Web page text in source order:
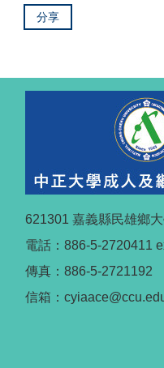
分享
621301 嘉義縣民雄鄉
電話：886-5-2720411
傳真：886-5-2721192
信箱：